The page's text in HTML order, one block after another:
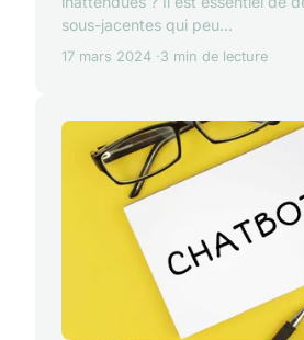
sous-jacentes qui peu...
17 mars 2024 3 min de lecture